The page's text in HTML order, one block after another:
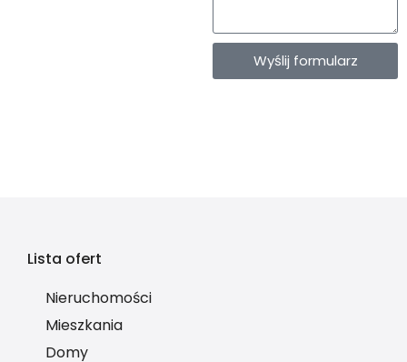
Wyślij formularz
Lista ofert
Nieruchomości
Mieszkania
Domy